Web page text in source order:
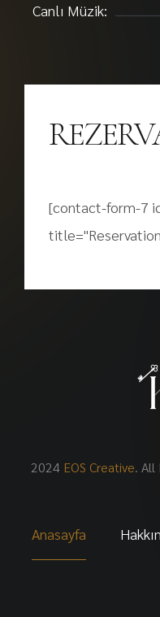
Canlı Müzik:
[contact-form-7
2024 EOS Creative. All
Anasayfa